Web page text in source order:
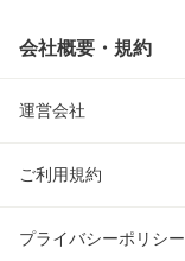
会社概要・規約
運営会社
ご利用規約
プライバシーポリシー